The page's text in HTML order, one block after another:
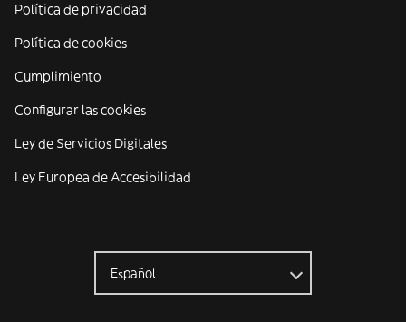
Política de privacidad
Política de cookies
Cumplimiento
Configurar las cookies
Ley de Servicios Digitales
Ley Europea de Accesibilidad